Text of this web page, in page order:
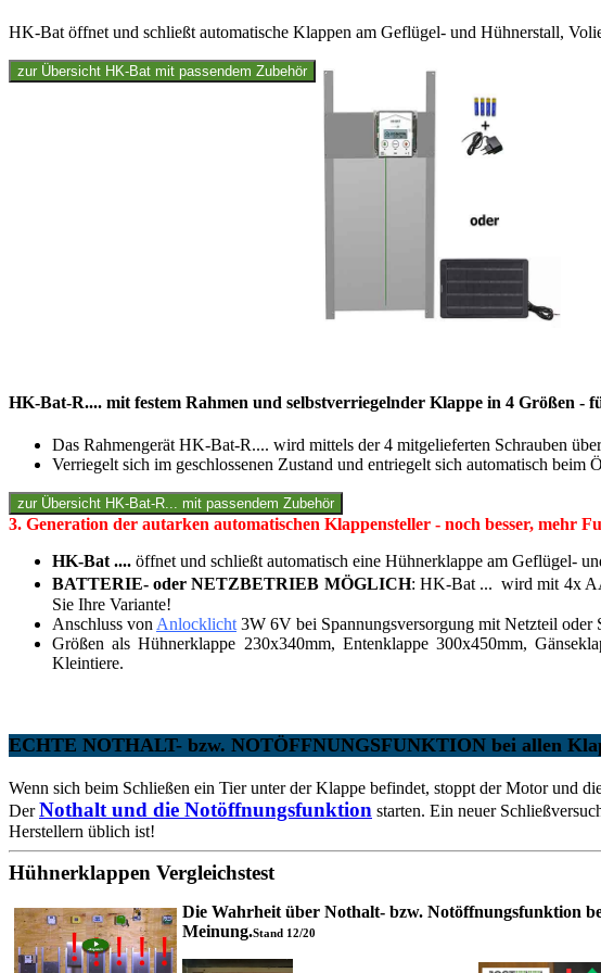
HK-Bat öffnet und schließt automatische Klappen am Geflügel- und Hühnerstall,
HK-Bat-R.... mit festem Rahmen und selbstverriegelnder Klappe in 4 Größen -
Das Rahmengerät HK-Bat-R.... wird mittels der 4 mitgelieferten Schrauben
Verriegelt sich im geschlossenen Zustand und entriegelt sich automatisch
3. Generation der autarken automatischen Klappensteller - noch besser, mehr
HK-Bat .... öffnet und schließt automatisch eine Hühnerklappe am Geflügel-
BATTERIE- oder NETZBETRIEB MÖGLICH: HK-Bat ... wird mit 4x
Sie Ihre Variante!
Anschluss von Anlocklicht 3W 6V bei Spannungsversorgung mit Netzteil oder
Größen als Hühnerklappe 230x340mm, Entenklappe 300x450mm,
Kleintiere.
ECHTE NOTHALT- bzw. NOTÖFFNUNGSFUNKTION bei allen
Wenn sich beim Schließen ein Tier unter der Klappe befindet, stoppt der Motor und
DerNothalt und die Notöffnungsfunktion starten. Ein neuer
Herstellern üblich ist!
Hühnerklappen Vergleichstest
Die Wahrheit über Nothalt- bzw. Notöffnungsfunktion
Meinung.Stand 12/20